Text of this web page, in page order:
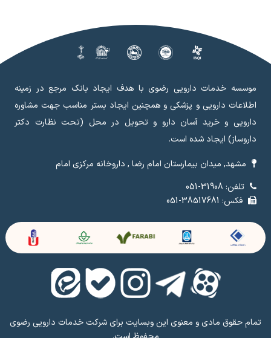
موسسه خدمات دارویی رضوی با هدف ایجاد بانک مرجع در زمینه
اطلاعات دارویی و پزشکی و همچنین ایجاد بستر مناسب جهت مشاوره
دارویی و خرید آسان دارو و تحویل در محل (تحت نظارت دکتر
داروساز) ایجاد شده است.
مشهد, میدان بیمارستان امام رضا , داروخانه مرکزی امام
تلفن: 31908-051
فکس: 38517681-051
تمام حقوق مادی و معنوی این وبسایت برای شرکت خدمات دارویی رضوی